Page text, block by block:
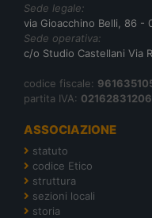
Sede legale:
via Gioacchino Belli, 86 -
Sede operativa:
c/o Studio Castellani Via
codice fiscale:
partita IVA: 02162831206
ASSOCIAZIONE
statuto
codice Etico
struttura
sezioni locali
storia